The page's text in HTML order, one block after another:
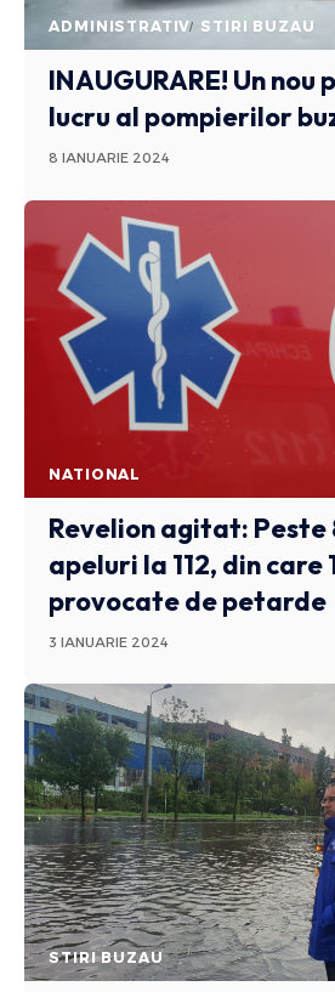
ADMINISTRATIV STIRI BUZAU
INAUGURARE! Un nou
lucru al pompierilor
8 IANUARIE 2024
NATIONAL
Revelion agitat:
apeluri la 112, din care
provocate de petarde
3 IANUARIE 2024
STIRI BUZAU